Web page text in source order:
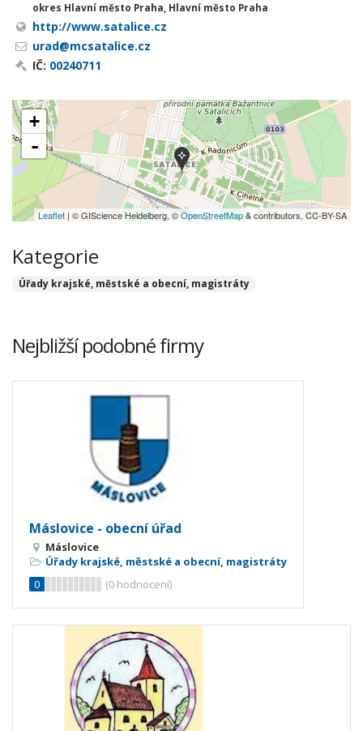
okres Hlavní město Praha, Hlavní město Praha
http://www.satalice.cz
urad@mcsatalice.cz
IČ: 00240711
+
-
Leaflet | © GIScience Heidelberg, ©OpenStreetMap& contributors, CC-BY-SA
Kategorie
Úřady krajské, městské a obecní, magistráty
Nejbližší podobné firmy
Máslovice - obecní úřad
Máslovice
Úřady krajské, městské a obecní, magistráty
0
(0 hodnocení)